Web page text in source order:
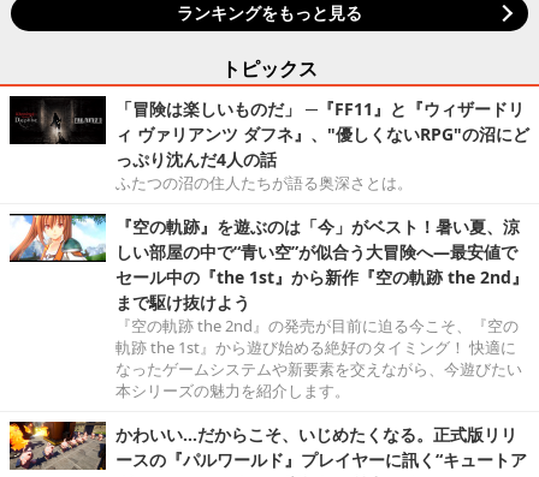
ランキングをもっと見る
トピックス
「冒険は楽しいものだ」 ─『FF11』と『ウィザードリ
ィ ヴァリアンツ ダフネ』、"優しくないRPG"の沼にど
っぷり沈んだ4人の話
ふたつの沼の住人たちが語る奥深さとは。
『空の軌跡』を遊ぶのは「今」がベスト！暑い夏、涼
しい部屋の中で“青い空”が似合う大冒険へ―最安値で
セール中の『the 1st』から新作『空の軌跡 the 2nd』
まで駆け抜けよう
『空の軌跡 the 2nd』の発売が目前に迫る今こそ、『空の
軌跡 the 1st』から遊び始める絶好のタイミング！ 快適に
なったゲームシステムや新要素を交えながら、今遊びたい
本シリーズの魅力を紹介します。
かわいい…だからこそ、いじめたくなる。正式版リリ
ースの『パルワールド』プレイヤーに訊く“キュートア